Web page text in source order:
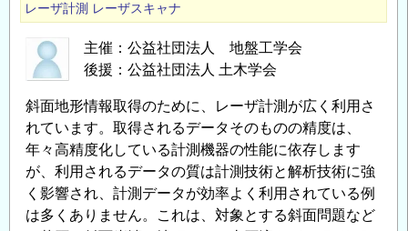
レーザ計測 レーザスキャナ
主催：公益社団法人 地盤工学会
後援：公益社団法人 土木学会
斜面地形情報取得のために、レーザ計測が広く利用さ
れています。取得されるデータそのものの精度は、
年々高精度化している計測機器の性能に依存します
が、利用されるデータの質は計測技術と解析技術に強
く影響され、計測データが効率よく利用されている例
は多くありません。これは、対象とする斜面問題など